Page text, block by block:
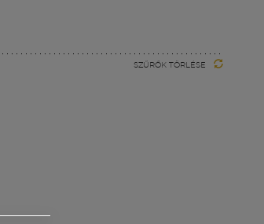
SZŰRŐK TÖRLÉSE